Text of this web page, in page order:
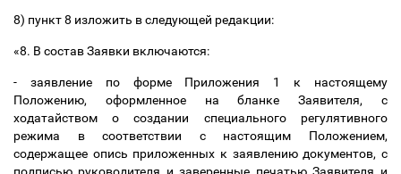
8) пункт 8 изложить в следующей редакции:
«8. В состав Заявки включаются:
- заявление по форме Приложения 1 к настоящему
Положению, оформленное на бланке Заявителя, с
ходатайством о создании специального регулятивного
режима в соответствии с настоящим Положением,
содержащее опись приложенных к заявлению документов, с